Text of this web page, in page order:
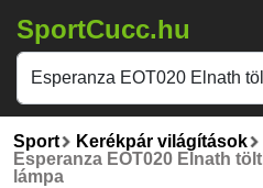
SportCucc.hu
Sport
Kerékpár világítások
Esperanza EOT020 Elnath
lámpa